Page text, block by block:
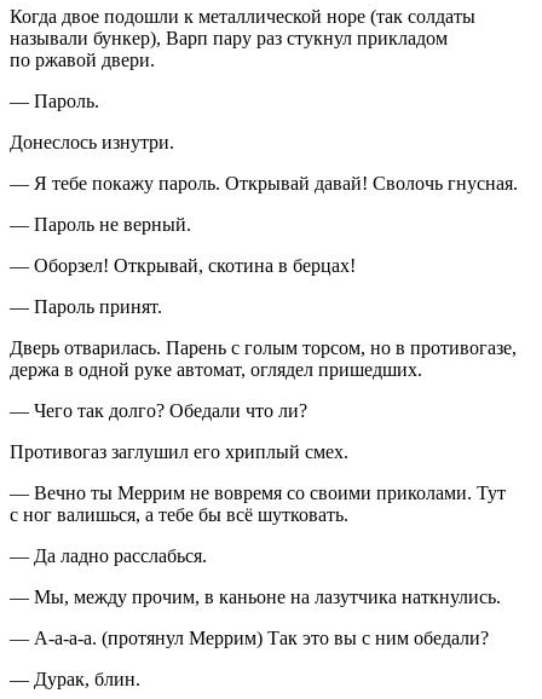
Когда двое подошли к металлической норе (так солдаты
называли бункер), Варп пару раз стукнул прикладом
по ржавой двери.
— Пароль.
Донеслось изнутри.
— Я тебе покажу пароль. Открывай давай! Сволочь гнусная.
— Пароль не верный.
— Оборзел! Открывай, скотина в берцах!
— Пароль принят.
Дверь отварилась. Парень с голым торсом, но в противогазе,
держа в одной руке автомат, оглядел пришедших.
— Чего так долго? Обедали что ли?
Противогаз заглушил его хриплый смех.
— Вечно ты Меррим не вовремя со своими приколами. Тут
с ног валишься, а тебе бы всё шутковать.
— Да ладно расслабься.
— Мы, между прочим, в каньоне на лазутчика наткнулись.
— А-а-а-а. (протянул Меррим) Так это вы с ним обедали?
— Дурак, блин.